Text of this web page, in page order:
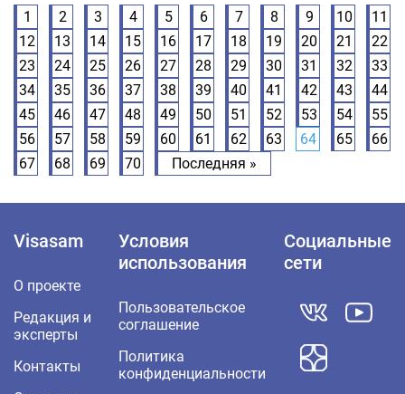
1 2 3 4 5 6 7 8 9 10
11
12
13 14 15 16 17 18 19 20 21
22
23
24 25 26 27 28 29 30 31 32
33
34
35 36 37 38 39 40 41 42 43
44
45
46 47 48 49 50 51 52 53 54
55
56
57 58 59 60 61 62 63 64 65
66
67
68 69 70 Последняя »
Visasam
О проекте
Редакция и
эксперты
Контакты
Условия
использования
Пользовательское
соглашение
Политика
конфиденциальности
Социальные
сети